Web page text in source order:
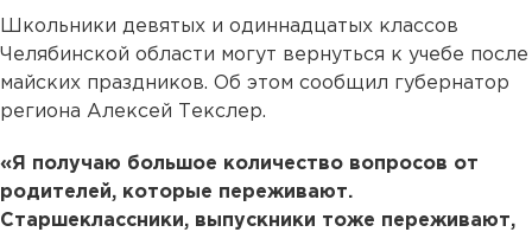
Школьники девятых и одиннадцатых классов
Челябинской области могут вернуться к учебе после
майских праздников. Об этом сообщил губернатор
региона Алексей Текслер.
«Я получаю большое количество вопросов от
родителей, которые переживают.
Старшеклассники, выпускники тоже переживают,